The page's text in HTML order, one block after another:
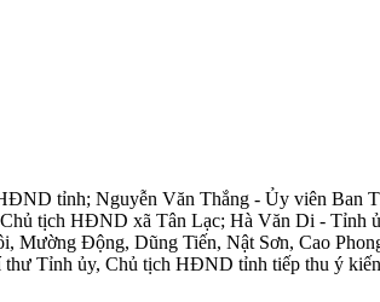
tỉnh; Nguyễn Văn Thắng - Ủy viên Ban
tịch HĐND xã Tân Lạc; Hà Văn Di - Tỉnh
Động, Dũng Tiến, Nật Sơn, Cao
Tỉnh ủy, Chủ tịch HĐND tỉnh tiếp thu ý